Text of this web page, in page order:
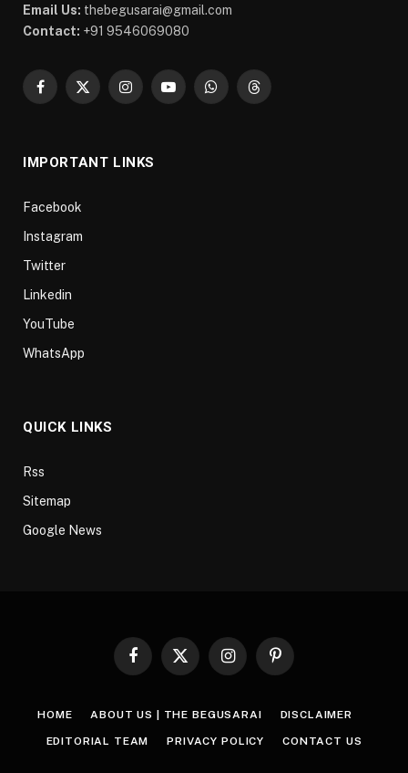
Email Us: thebegusarai@gmail.com
Contact: +91 9546069080
Facebook
X
InstagramYouTubeWhatsAppThreads
IMPORTANT LINKS
Facebook
Instagram
Twitter
Linkedin
YouTube
WhatsApp
QUICK LINKS
Rss
Sitemap
Google News
Facebook
X
InstagramPinterest
HOME ABOUT US | THE BEGUSARAI DISCLAIMER
EDITORIAL TEAM PRIVACY POLICY CONTACT US